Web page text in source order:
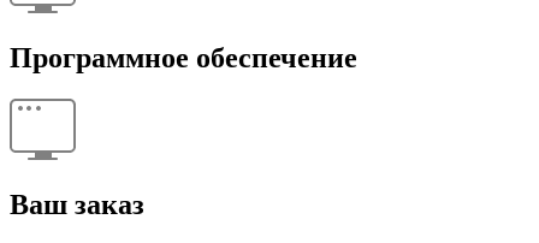
Программное обеспечение
Ваш заказ